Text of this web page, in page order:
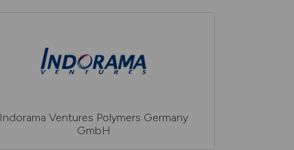
Indorama Ventures Polymers Germany
GmbH